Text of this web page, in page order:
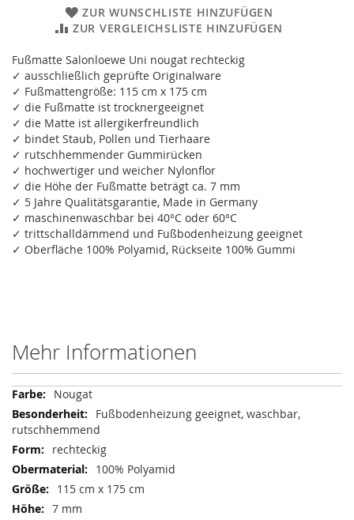
ZUR WUNSCHLISTE HINZUFÜGEN
ZUR VERGLEICHSLISTE HINZUFÜGEN
Fußmatte Salonloewe Uni nougat rechteckig
✓ ausschließlich geprüfte Originalware
✓ Fußmattengröße: 115 cm x 175 cm
✓ die Fußmatte ist trocknergeeignet
✓ die Matte ist allergikerfreundlich
✓ bindet Staub, Pollen und Tierhaare
✓ rutschhemmender Gummirücken
✓ hochwertiger und weicher Nylonflor
✓ die Höhe der Fußmatte beträgt ca. 7 mm
✓ 5 Jahre Qualitätsgarantie, Made in Germany
✓ maschinenwaschbar bei 40°C oder 60°C
✓ trittschalldämmend und Fußbodenheizung geeignet
✓ Oberfläche 100% Polyamid, Rückseite 100% Gummi
Mehr Informationen
Mehr
Informationen
Nougat
Fußbodenheizung geeignet, waschbar,
rutschhemmend
rechteckig
100% Polyamid
115 cm x 175 cm
7 mm